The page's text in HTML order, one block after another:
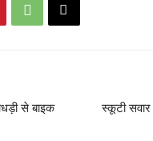
से बाइक
स्कूटी